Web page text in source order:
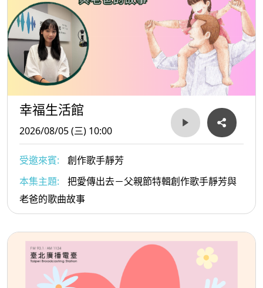
幸福生活館
2026/08/05 (三) 10:00
受邀來賓:
創作歌手靜芳
本集主題:
把愛傳出去－父親節特輯創作歌手靜芳與
老爸的歌曲故事